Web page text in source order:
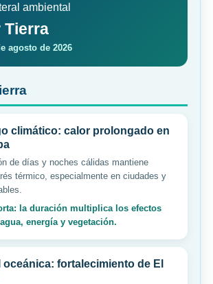
ambiental
Tierra
agosto de 2026
climático: calor prolongado en
de días y noches cálidas mantiene
térmico, especialmente en ciudades y
la duración multiplica los efectos
energía y vegetación.
oceánica: fortalecimiento de El